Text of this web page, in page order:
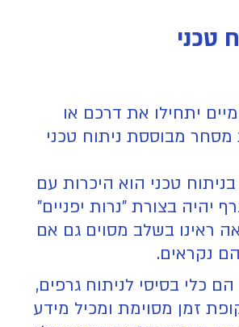
טכני
יתחילו את דרכם או
מסחר מבוססת ניתוח טכני
טכני הוא היכרות עם
יהיה בצורת "נרות יפניים"
ראינו בשלב מסוים גם אם
נקראים.
הם כלי בסיסי לניתוח גרפים,
זמן מסוימת ומכיל מידע